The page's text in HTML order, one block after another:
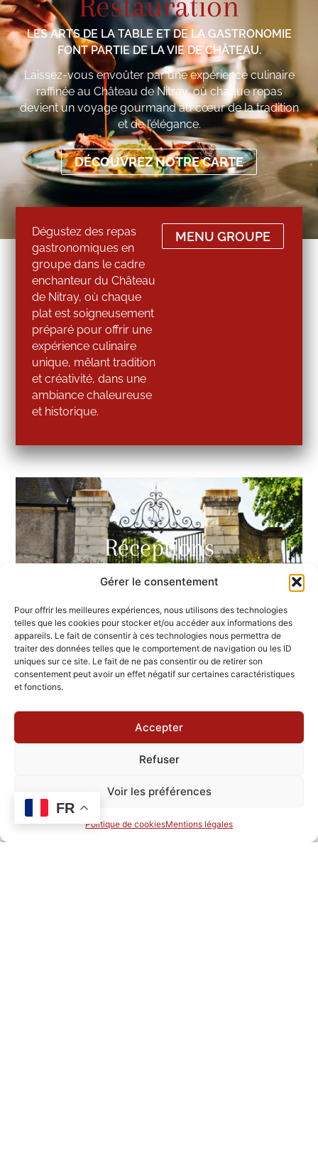
Gérer le consentement
Pour offrir les meilleures expériences, nous utilisons des technologies
telles que les cookies pour stocker et/ou accéder aux informations des
appareils. Le fait de consentir à ces technologies nous permettra de
traiter des données telles que le comportement de navigation ou les ID
uniques sur ce site. Le fait de ne pas consentir ou de retirer son
consentement peut avoir un effet négatif sur certaines caractéristiques
et fonctions.
Accepter
Refuser
Voir les préférences
Politique de cookiesMentions légales
LES ARTS DE LA TABLE ET DE LA GASTRONOMIE
FONT PARTIE DE LA VIE DE CHÂTEAU.
Laissez-vous envoûter par une expérience culinaire
raffinée au Château de Nitray, où chaque repas
devient un voyage gourmand au cœur de la tradition
et de l’élégance.
DÉCOUVREZ NOTRE CARTE
Dégustez des repas
gastronomiques en
groupe dans le cadre
enchanteur du Château
de Nitray, où chaque
plat est soigneusement
préparé pour offrir une
expérience culinaire
unique, mêlant tradition
et créativité, dans une
ambiance chaleureuse
et historique.
MENU GROUPE
Réceptions
& séminaires
Le château de Nitray, demeure typique de la
prestigieux au cœur d’un écrin de verdure, pour
un mariage unique et inoubliable au cœur de la
Le château met à votre disposition la spacieuse salle
François 1er d’une superficie de 150m2, permettant de
FR